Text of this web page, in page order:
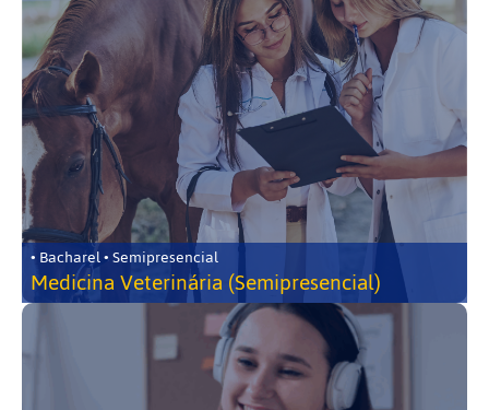
• Bacharel • Semipresencial
Medicina Veterinária (Semipresencial)